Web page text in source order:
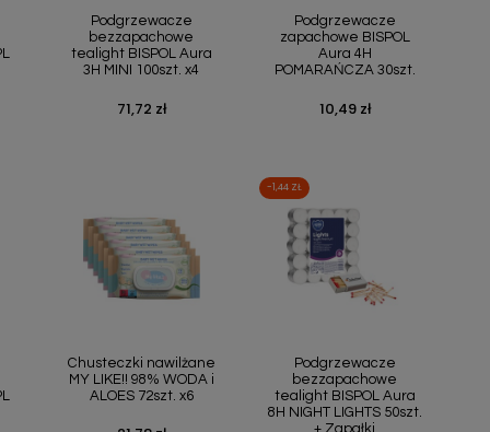
Podgrzewacze
bezzapachowe
tealight BISPOL Aura
3H MINI 100szt. x4
Cena
71,72 zł
Podgrzewacze
zapachowe BISPOL
Aura 4H
POMARAŃCZA 30szt.
Cena
10,49 zł
Chusteczki nawilżane
MY LIKE!! 98% WODA i
ALOES 72szt. x6
Podgrzewacze
bezzapachowe
tealight BISPOL Aura
8H NIGHT LIGHTS 50szt.
+ Zapałki
-1,44 ZŁ